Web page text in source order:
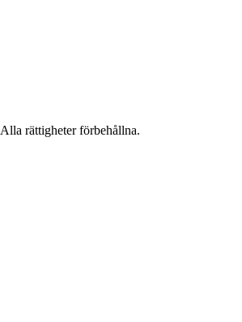
Alla rättigheter förbehållna.